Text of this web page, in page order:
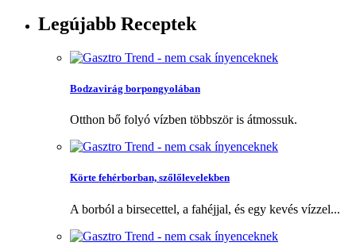
Legújabb Receptek
Bodzavirág borpongyolában
Otthon bő folyó vízben többször is átmossuk.
Körte fehérborban, szőlőlevelekben
A borból a birsecettel, a fahéjjal, és egy kevés vízzel...